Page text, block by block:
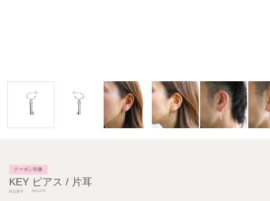
クーポン対象
KEY ピアス / 片耳
商品番号 JNS1179